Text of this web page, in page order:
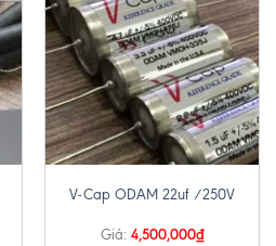
V-Cap ODAM 22uf /250V
Giá: 4,500,000₫